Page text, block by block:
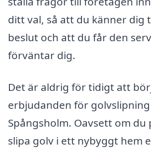
ditt val, så att du känner dig
beslut och att du får den
förväntar dig.
Det är aldrig för tidigt att
erbjudanden för
Spångsholm. Oavsett om
slipa golv i ett nybyggt hem